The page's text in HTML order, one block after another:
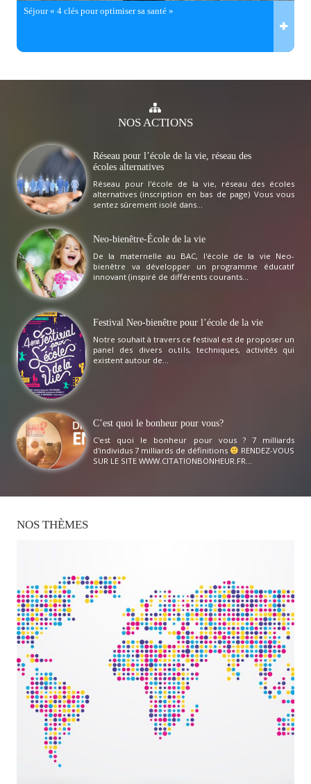
Séjour « 4 clés pour optimiser sa santé »
NOSACTIONS
Réseau pour l’école de la vie, réseau des
écoles alternatives
Réseau pour l'école de la vie, réseau des écoles
alternatives (inscription en bas de page) Vous vous
sentez sûrement isolé dans...
Neo-bienêtre-École de la vie
De la maternelle au BAC, l'école de la vie Neo-
bienêtre va développer un programme éducatif
innovant (inspiré de différents courants...
Festival Neo-bienêtre pour l’école de la vie
Notre souhait à travers ce festival est de proposer un
panel des divers outils, techniques, activités qui
existent autour de...
C’est quoi le bonheur pour vous?
C'est quoi le bonheur pour vous ? 7 milliards
d'individus 7 milliards de définitions
RENDEZ-VOUS
SUR LE SITE WWW.CITATIONBONHEUR.FR...
NOS THÈMES